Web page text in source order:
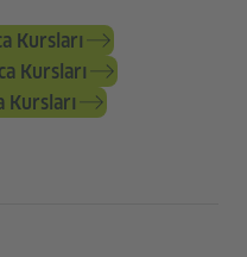
Kursları
Kursları
Kursları